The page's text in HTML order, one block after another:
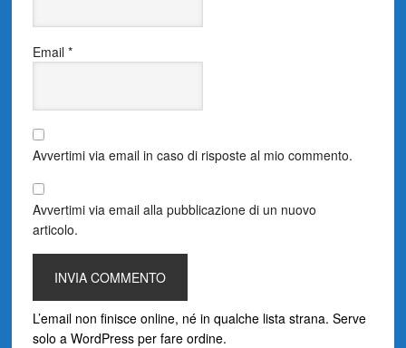
Email *
Avvertimi via email in caso di risposte al mio commento.
Avvertimi via email alla pubblicazione di un nuovo
articolo.
L’email non finisce online, né in qualche lista strana. Serve
solo a WordPress per fare ordine.